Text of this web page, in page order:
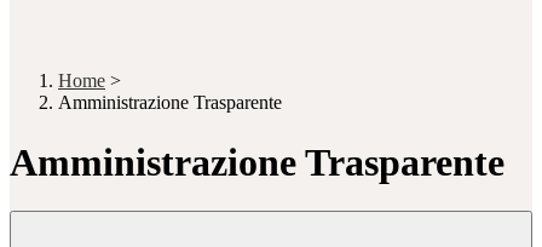
Home >
Amministrazione Trasparente
Amministrazione Trasparente